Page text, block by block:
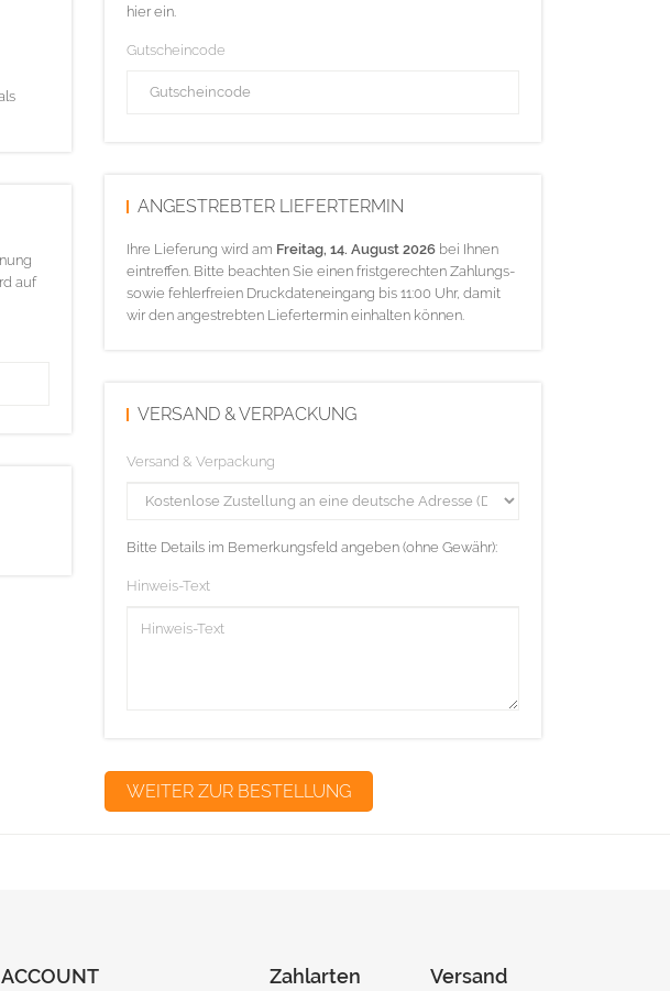
auf
hier ein.
Gutscheincode
ANGESTREBTER LIEFERTERMIN
Ihre Lieferung wird am Freitag, 14. August 2026bei Ihnen
eintreffen. Bitte beachten Sie einen fristgerechten Zahlungs-
sowie fehlerfreien Druckdateneingang bis 11:00 Uhr, damit
wir den angestrebten Liefertermin einhalten können.
VERSAND & VERPACKUNG
Versand & Verpackung
Bitte Details im Bemerkungsfeld angeben (ohne Gewähr):
Hinweis-Text
Zahlarten Versand